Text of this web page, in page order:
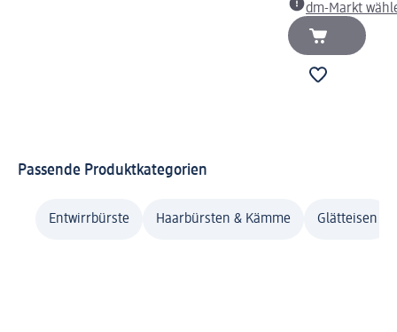
dm-Markt
Passende Produktkategorien
Entwirrbürste Haarbürsten & Kämme Glätteisen